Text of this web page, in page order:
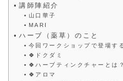
講師陣紹介
山口華子
MARI
ハーブ（薬草）のこと
今回ワークショップで登場す
🍀ドクダミ
🍀ハーブティンクチャーとは？
🍀アロマ